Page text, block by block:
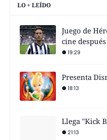
LO + LEÍDO
Juego de
cine
19:29
Presenta
18:13
Llega "Kick
21:13